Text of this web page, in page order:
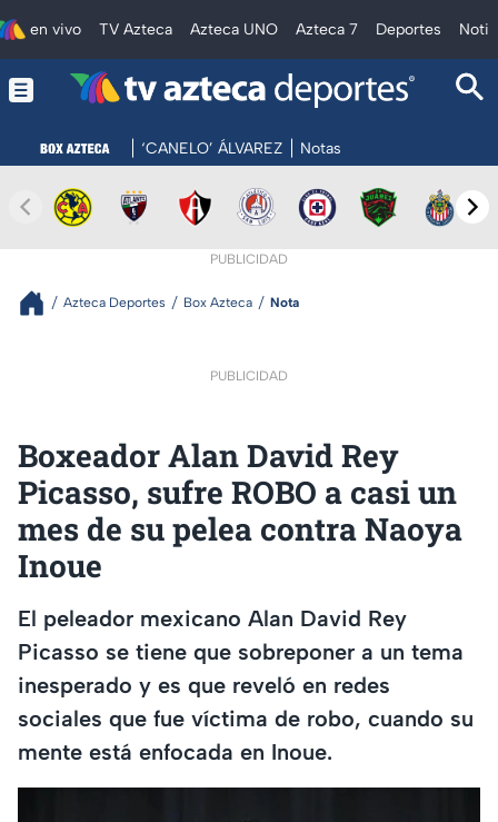
en vivo TV Azteca Azteca UNO Azteca 7 Deportes
‘CANELO’ ÁLVAREZ Notas
PUBLICIDAD
Azteca Deportes Box Azteca Nota
PUBLICIDAD
Boxeador Alan David Rey
Picasso, sufre ROBO a casi un
mes de su pelea contra Naoya
Inoue
El peleador mexicano Alan David Rey
Picasso se tiene que sobreponer a un tema
inesperado y es que reveló en redes
sociales que fue víctima de robo, cuando su
mente está enfocada en Inoue.